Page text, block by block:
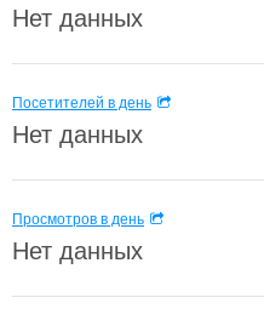
Нет данных
Посетителей в день
Нет данных
Просмотров в день
Нет данных